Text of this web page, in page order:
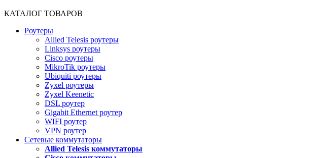
КАТАЛОГ ТОВАРОВ
Роутеры
Allied Telesis роутеры
Linksys роутеры
Cisco роутеры
MikroTik роутеры
Ubiquiti роутеры
Zyxel роутеры
Zyxel Keenetic
DSL роутер
Gigabit Ethernet роутер
WIFI роутер
VPN роутер
Сетевые коммутаторы
Allied Telesis коммутаторы